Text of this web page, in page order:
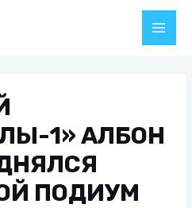
Main
1» АЛБОН
ПОДИУМ